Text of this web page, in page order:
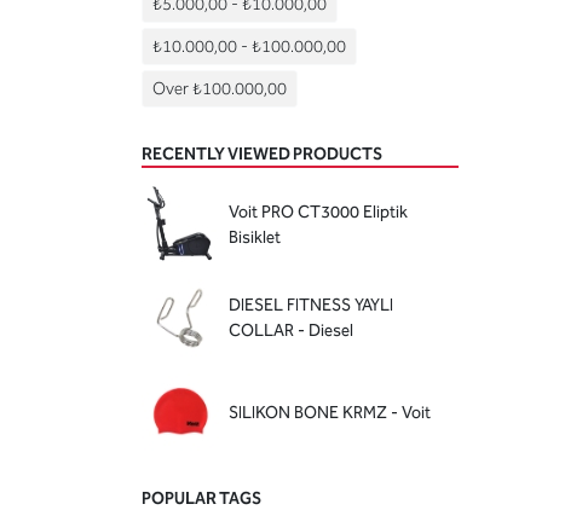
₺5.000,00 - ₺10.000,00
₺10.000,00 - ₺100.000,00
Over₺100.000,00
RECENTLY VIEWED PRODUCTS
Voit PRO CT3000 Eliptik
Bisiklet
DIESEL FITNESS YAYLI
COLLAR - Diesel
SILIKON BONE KRMZ - Voit
POPULAR TAGS